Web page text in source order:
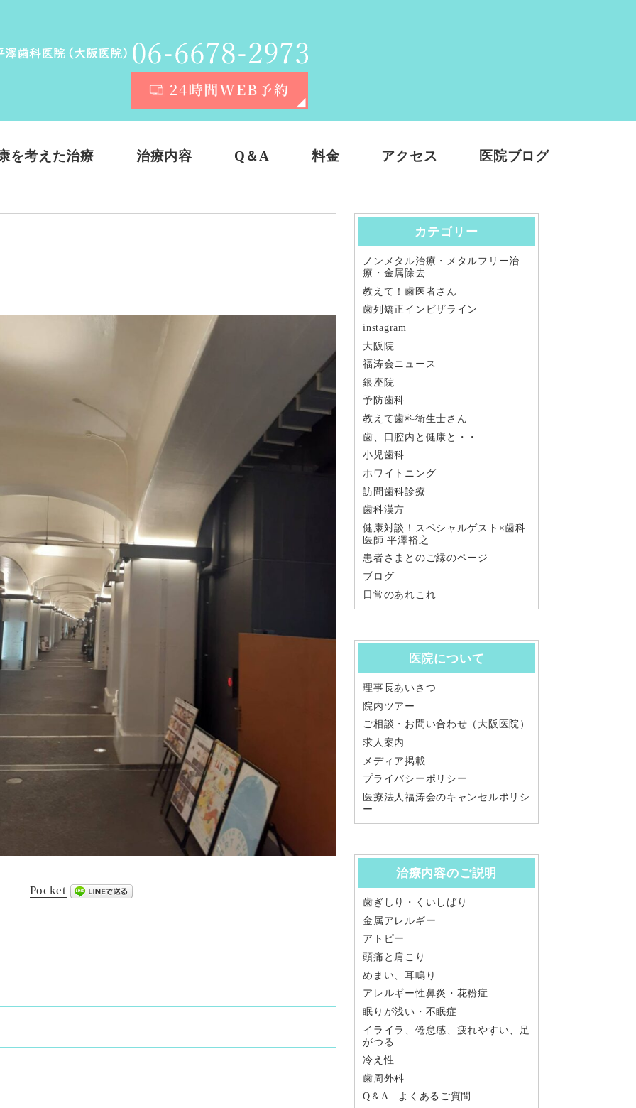
を考えた治療 治療内容 Q＆A 料金 アクセス 医院ブログ
Pocket
カテゴリー
ノンメタル治療・メタルフリー治
療・金属除去
教えて！歯医者さん
歯列矯正インビザライン
instagram
大阪院
福涛会ニュース
銀座院
予防歯科
教えて歯科衛生士さん
歯、口腔内と健康と・・
小児歯科
ホワイトニング
訪問歯科診療
歯科漢方
健康対談！スペシャルゲスト×歯科
医師 平澤裕之
患者さまとのご縁のページ
ブログ
日常のあれこれ
医院について
理事長あいさつ
院内ツアー
ご相談・お問い合わせ（大阪医院）
求人案内
メディア掲載
プライバシーポリシー
医療法人福涛会のキャンセルポリシ
ー
治療内容のご説明
歯ぎしり・くいしばり
金属アレルギー
アトピー
頭痛と肩こり
めまい、耳鳴り
アレルギー性鼻炎・花粉症
眠りが浅い・不眠症
イライラ、倦怠感、疲れやすい、足
がつる
冷え性
歯周外科
Q＆A よくあるご質問